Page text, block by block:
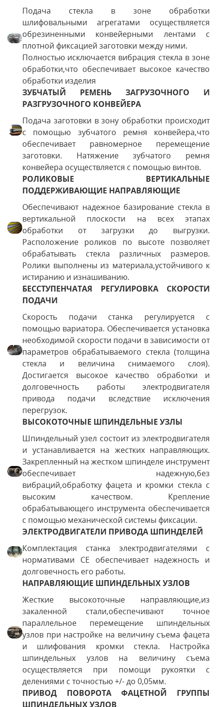
Подача стекла в зоне обработки
шлифовальными агрегатами осуществляется
обрезиненными конвейерными лентами с
плотной фиксацией заготовки между ними.
Полностью исключается вибрация стекла в зоне
обработки,что обеспечивает высокое качество
обработки изделия
ЗУБЧАТЫЙ РЕМЕНЬ ЗАГРУЗОЧНОГО И
РАЗГРУЗОЧНОГО КОНВЕЙЕРА
Подача заготовки в зону обработки происходит
с помощью зубчатого ремня конвейера,что
обеспечивает равномерное перемещение
заготовки. Натяжение зубчатого ремня
конвейера осуществляется с помощью винтов.
РОЛИКОВЫЕ ВЕРТИКАЛЬНЫЕ
ПОДДЕРЖИВАЮЩИЕ НАПРАВЛЯЮЩИЕ
Обеспечивают надежное базирование стекла в
вертикальной плоскости на всех этапах
обработки от загрузки до выгрузки.
Расположение роликов по высоте позволяет
обрабатывать стекла различных размеров.
Ролики выполнены из материала,устойчивого к
истиранию и изнашиванию.
БЕССТУПЕНЧАТАЯ РЕГУЛИРОВКА СКОРОСТИ
ПОДАЧИ
Скорость подачи станка регулируется с
помощью вариатора. Обеспечивается установка
необходимой скорости подачи в зависимости от
параметров обрабатываемого стекла (толщина
стекла и величина снимаемого слоя).
Достигается высокое качество обработки и
долговечность работы электродвигателя
привода подачи вследствие исключения
перегрузок.
ВЫСОКОТОЧНЫЕ ШПИНДЕЛЬНЫЕ УЗЛЫ
Шпиндельный узел состоит из электродвигателя
и устанавливается на жестких направляющих.
Закрепленный на жестком шпинделе инструмент
обеспечивает надежную,без
вибраций,обработку фацета и кромки стекла с
высоким качеством. Крепление
обрабатывающего инструмента обеспечивается
с помощью механической системы фиксации.
ЭЛЕКТРОДВИГАТЕЛИ ПРИВОДА ШПИНДЕЛЕЙ
Комплектация станка электродвигателями с
нормативами CE обеспечивает надежность и
долговечность его работы.
НАПРАВЛЯЮЩИЕ ШПИНДЕЛЬНЫХ УЗЛОВ
Жесткие высокоточные направляющие,из
закаленной стали,обеспечивают точное
параллельное перемещение шпиндельных
узлов при настройке на величину съема фацета
и шлифования кромки стекла. Настройка
шпиндельных узлов на величину съема
осуществляется при помощи рукоятки с
делениями с точностью +/- до 0,05мм.
ПРИВОД ПОВОРОТА ФАЦЕТНОЙ ГРУППЫ
ШПИНДЕЛЬНЫХ УЗЛОВ